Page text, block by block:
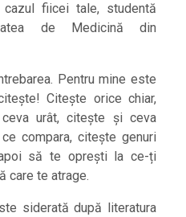
fiicei tale, studentă
de Medicină din
Pentru mine este
Citește orice chiar,
urât, citește și ceva
compara, citește genuri
să te oprești la ce-ți
care te atrage.
siderată după literatura